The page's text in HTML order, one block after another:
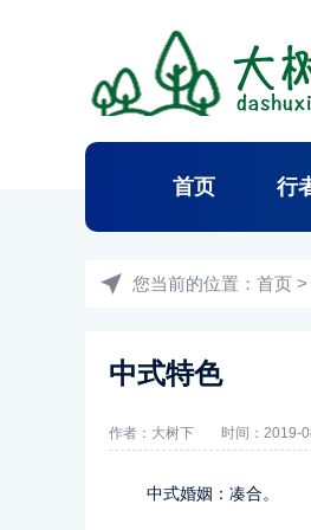
首页 行
您当前的位置： 首页 >
中式特色
作者： 大树下 时间：2019-
中式婚姻：凑合。